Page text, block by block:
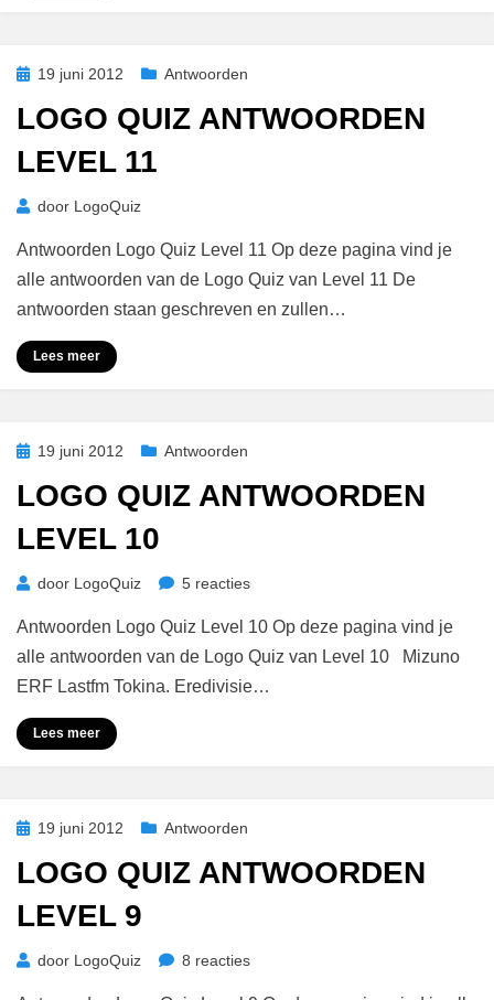
Geplaatst
19 juni 2012 Antwoorden
LOGO QUIZ ANTWOORDEN
LEVEL 11
door LogoQuiz
Antwoorden Logo Quiz Level 11 Op deze pagina vind je
alle antwoorden van de Logo Quiz van Level 11 De
antwoorden staan geschreven en zullen…
Lees meer
Geplaatst
19 juni 2012 Antwoorden
LOGO QUIZ ANTWOORDEN
LEVEL 10
door LogoQuiz 5 reactiesop
Quiz
Antwoorden
Level
Antwoorden Logo Quiz Level 10 Op deze pagina vind je
alle antwoorden van de Logo Quiz van Level 10 Mizuno
ERF Lastfm Tokina. Eredivisie…
Lees meer
Geplaatst
19 juni 2012 Antwoorden
LOGO QUIZ ANTWOORDEN
LEVEL 9
door LogoQuiz 8 reactiesop